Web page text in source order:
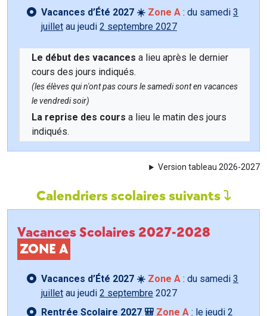
Vacances d’Été 2027 ☀️ Zone A : du samedi 3
juillet au jeudi 2 septembre 2027
Le début des vacances a lieu après le dernier
cours des jours indiqués.
(les élèves qui n'ont pas cours le samedi sont en vacances
le vendredi soir)
La reprise des cours a lieu le matin des jours
indiqués.
Version tableau 2026-2027
Calendriers scolaires suivants
Vacances Scolaires 2027-2028
ZONE A
Vacances d’Été 2027 ☀️ Zone A : du samedi 3
juillet au jeudi 2 septembre 2027
Rentrée Scolaire 2027 🎒 Zone A : le jeudi 2